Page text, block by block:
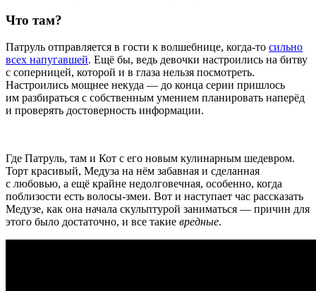
Что там?
Патруль отправляется в гости к волшебнице, когда-то сильно
всех напугавшей. Ещё бы, ведь девочки настроились на битву
с соперницей, которой и в глаза нельзя посмотреть.
Настроились мощнее некуда — до конца серии пришлось
им разбираться с собственным умением планировать наперёд
и проверять достоверность информации.
Где Патруль, там и Кот с его новым кулинарным шедевром.
Торт красивый, Медуза на нём забавная и сделанная
с любовью, а ещё крайне недолговечная, особенно, когда
поблизости есть волосы-змеи. Вот и наступает час рассказать
Медузе, как она начала скульптурой заниматься — причин для
этого было достаточно, и все такие вредные.